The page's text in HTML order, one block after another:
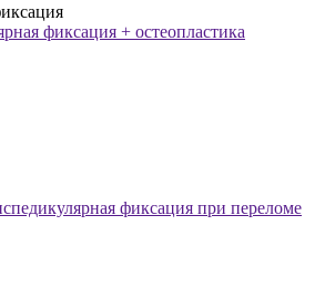
фиксация + остеопластика
фиксация при переломе